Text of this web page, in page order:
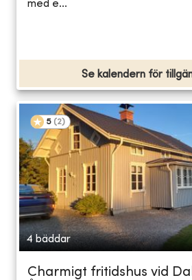
med e...
Se kalendern för
5 (2)
4 bäddar
Charmigt fritidshus vid